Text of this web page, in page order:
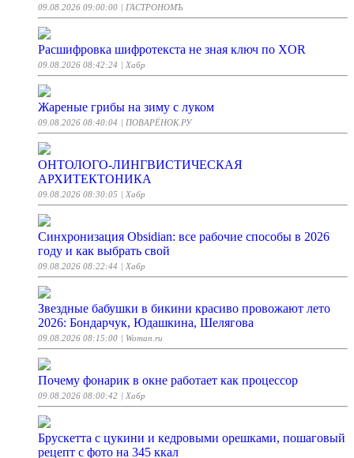
09.08.2026 09:00:00 | ГАСТРОНОМЪ
Расшифровка шифротекста не зная ключ по XOR
09.08.2026 08:42:24 | Хабр
Жареные грибы на зиму с луком
09.08.2026 08:40:04 | ПОВАРЁНОК.РУ
ОНТОЛОГО-ЛИНГВИСТИЧЕСКАЯ
АРХИТЕКТОНИКА
09.08.2026 08:30:05 | Хабр
Синхронизация Obsidian: все рабочие способы в 2026
году и как выбрать свой
09.08.2026 08:22:44 | Хабр
Звездные бабушки в бикини красиво провожают лето
2026: Бондарчук, Юдашкина, Шелягова
09.08.2026 08:15:00 | Woman.ru
Почему фонарик в окне работает как процессор
09.08.2026 08:00:42 | Хабр
Брускетта с цукини и кедровыми орешками, пошаговый
рецепт с фото на 345 ккал